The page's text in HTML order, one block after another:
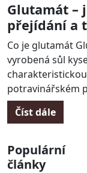
Glutamát –
přejídání a
Co je glutamát
vyrobená sůl
potravinářském
Číst dále
Populární
články